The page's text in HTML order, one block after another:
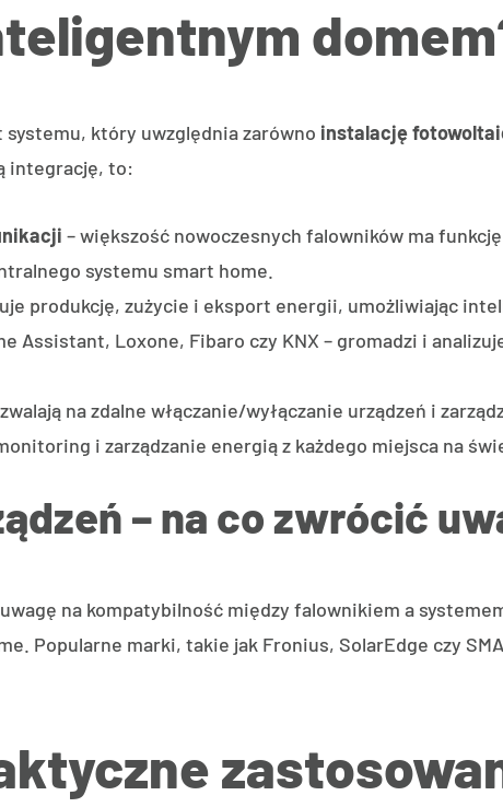
który uwzględnia zarówno instalację
integrację, to:
– większość nowoczesnych falowników ma
systemu smart home.
produkcję, zużycie i eksport energii, umożliwiając
Assistant, Loxone, Fibaro czy KNX – gromadzi i
na zdalne włączanie/wyłączanie urządzeń i
i zarządzanie energią z każdego miejsca na
– na co zwrócić
na kompatybilność między falownikiem a
Popularne marki, takie jak Fronius, SolarEdge czy